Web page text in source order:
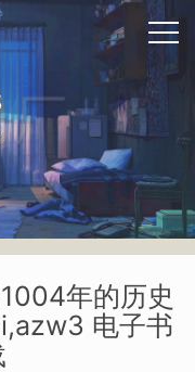
年的历史
电子书